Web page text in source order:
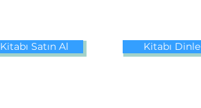
Kitabı Satın Al Kitabı Dinle